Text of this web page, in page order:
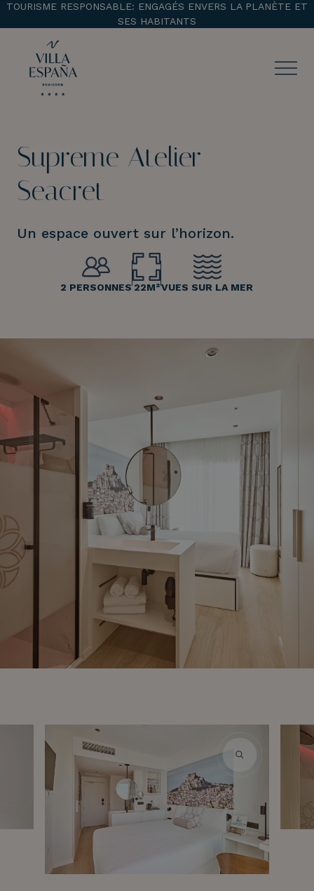
TOURISME RESPONSABLE: ENGAGÉS ENVERS LA PLANÈTE ET
SES HABITANTS
Supreme Atelier
Seacret
Un espace ouvert sur l’horizon.
2 PERSONNES 22M²VUES SUR LA MER
ENTRADA